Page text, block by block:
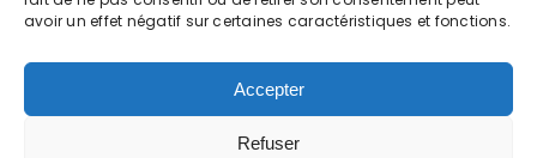
avoir un effet négatif sur certaines caractéristiques et fonctions.
Accepter
Refuser
Informations légales
Politique de cookies (UE)